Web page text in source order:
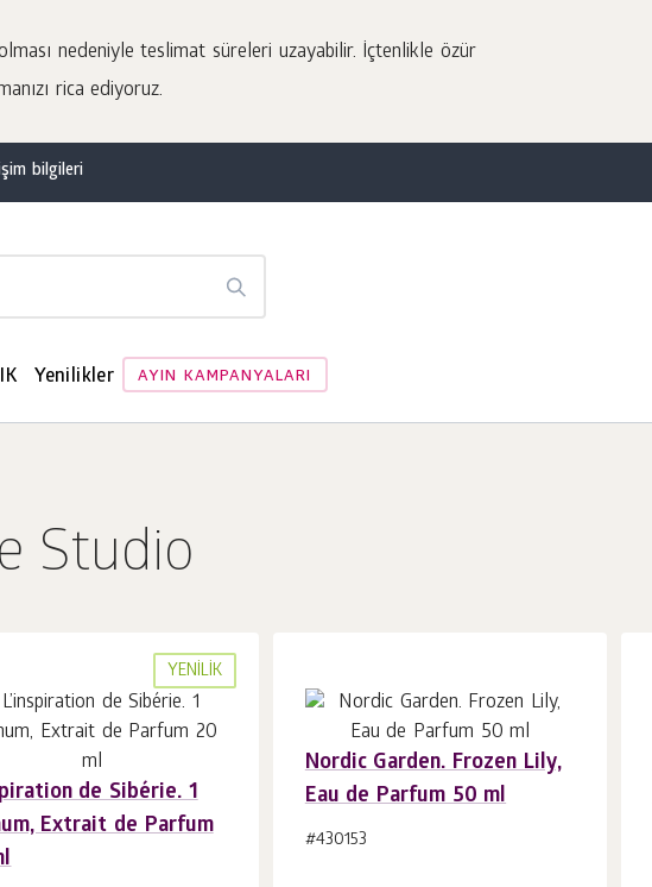
nedeniyle teslimat süreleri uzayabilir. İçtenlikle özür
rica ediyoruz.
bilgileri
Yenilikler AYIN KAMPANYALARI
Studio
YENILIK
de Sibérie. 1
Extrait de Parfum
Sepet'e 1 adet
Nordic Garden. Frozen Lily,
Eau de Parfum 50 ml
#430153